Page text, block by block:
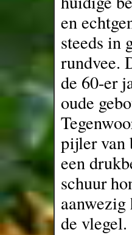
en
steeds in
rundvee.
de 60-er
oude
pijler van
een
schuur
de vlegel.